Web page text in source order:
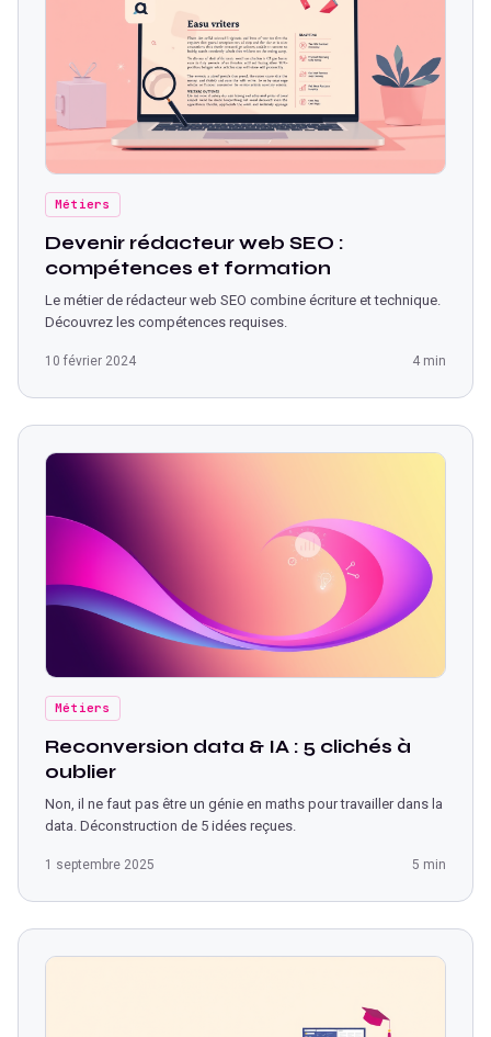
Métiers
Devenir rédacteur web SEO :
compétences et formation
Le métier de rédacteur web SEO combine écriture et technique.
Découvrez les compétences requises.
10 février 2024 4 min
Métiers
Reconversion data & IA : 5 clichés à
oublier
Non, il ne faut pas être un génie en maths pour travailler dans la
data. Déconstruction de 5 idées reçues.
1 septembre 2025 5 min